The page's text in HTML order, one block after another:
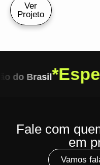
Ver
Projeto
do Brasil*
Fale com
em
Vamos